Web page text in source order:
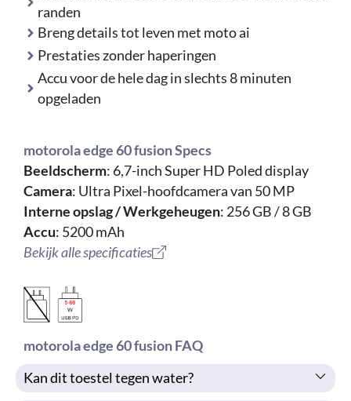
randen
Breng details tot leven met moto ai
Prestaties zonder haperingen
Accu voor de hele dag in slechts 8 minuten
opgeladen
motorola edge 60 fusion Specs
Beeldscherm: 6,7-inch Super HD Poled display
Camera: Ultra Pixel-hoofdcamera van 50 MP
Interne opslag / Werkgeheugen: 256 GB / 8 GB
Accu: 5200 mAh
Bekijk alle specificaties
motorola edge 60 fusion FAQ
Kan dit toestel tegen water?